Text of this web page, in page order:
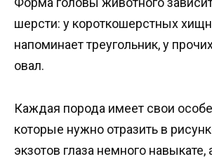
шерсти: у короткошерстных
напоминает треугольник, у
овал.
Каждая порода имеет свои
которые нужно отразить в
экзотов глаза немного навыкате,